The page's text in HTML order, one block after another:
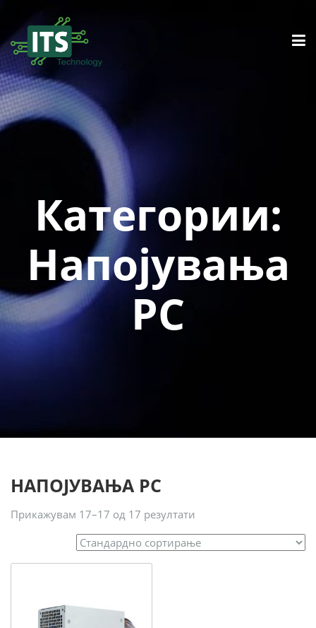
Категории:
Напојувања
PC
НАПОЈУВАЊА PC
Прикажувам 17–17 од 17 резултати